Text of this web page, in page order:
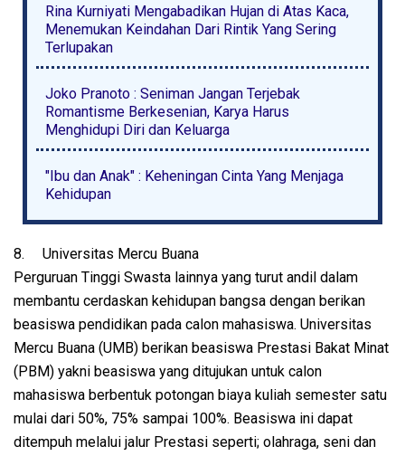
Rina Kurniyati Mengabadikan Hujan di Atas Kaca,
Menemukan Keindahan Dari Rintik Yang Sering
Terlupakan
Joko Pranoto : Seniman Jangan Terjebak
Romantisme Berkesenian, Karya Harus
Menghidupi Diri dan Keluarga
"Ibu dan Anak" : Keheningan Cinta Yang Menjaga
Kehidupan
8.
Universitas Mercu Buana
Perguruan Tinggi Swasta lainnya yang turut andil dalam
membantu cerdaskan kehidupan bangsa dengan berikan
beasiswa pendidikan pada calon mahasiswa. Universitas
Mercu Buana (UMB) berikan beasiswa Prestasi Bakat Minat
(PBM) yakni beasiswa yang ditujukan untuk calon
mahasiswa berbentuk potongan biaya kuliah semester satu
mulai dari 50%, 75% sampai 100%. Beasiswa ini dapat
ditempuh melalui jalur Prestasi seperti; olahraga, seni dan